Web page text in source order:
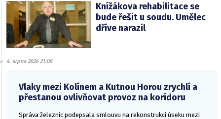
Knížákova rehabilitace se
bude řešit u soudu. Umělec
dříve narazil
4. srpna 2026 21:08
Vlaky mezi Kolínem a Kutnou Horou zrychlí a
přestanou ovlivňovat provoz na koridoru
Správa železnic podepsala smlouvu na rekonstrukci úseku mezi